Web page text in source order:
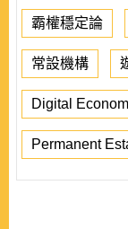
霸權穩定論
常設機構
Digital
Permanent